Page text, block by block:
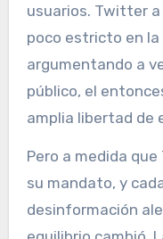
usuarios. Twitter
poco estricto en
argumentando a
público, el
amplia libertad de
Pero a medida
su mandato, y
desinformación